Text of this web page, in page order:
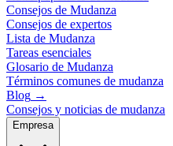
Consejos de Mudanza
Consejos de expertos
Lista de Mudanza
Tareas esenciales
Glosario de Mudanza
Términos comunes de mudanza
Blog →
Consejos y noticias de mudanza
Empresa